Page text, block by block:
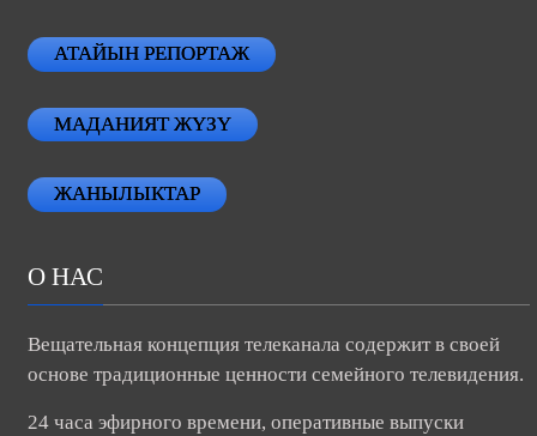
АТАЙЫН РЕПОРТАЖ
МАДАНИЯТ ЖҮЗҮ
ЖАНЫЛЫКТАР
О НАС
Вещательная концепция телеканала содержит в своей
основе традиционные ценности семейного телевидения.
24 часа эфирного времени, оперативные выпуски